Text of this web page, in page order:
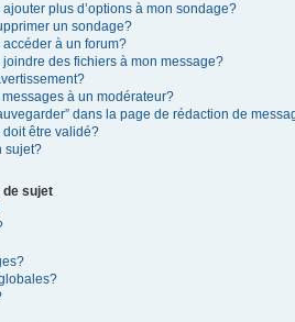
plus d’options à mon sondage?
un sondage?
à un forum?
des fichiers à mon message?
à un modérateur?
dans la page de rédaction de
doit être validé?
sujet?
de sujet